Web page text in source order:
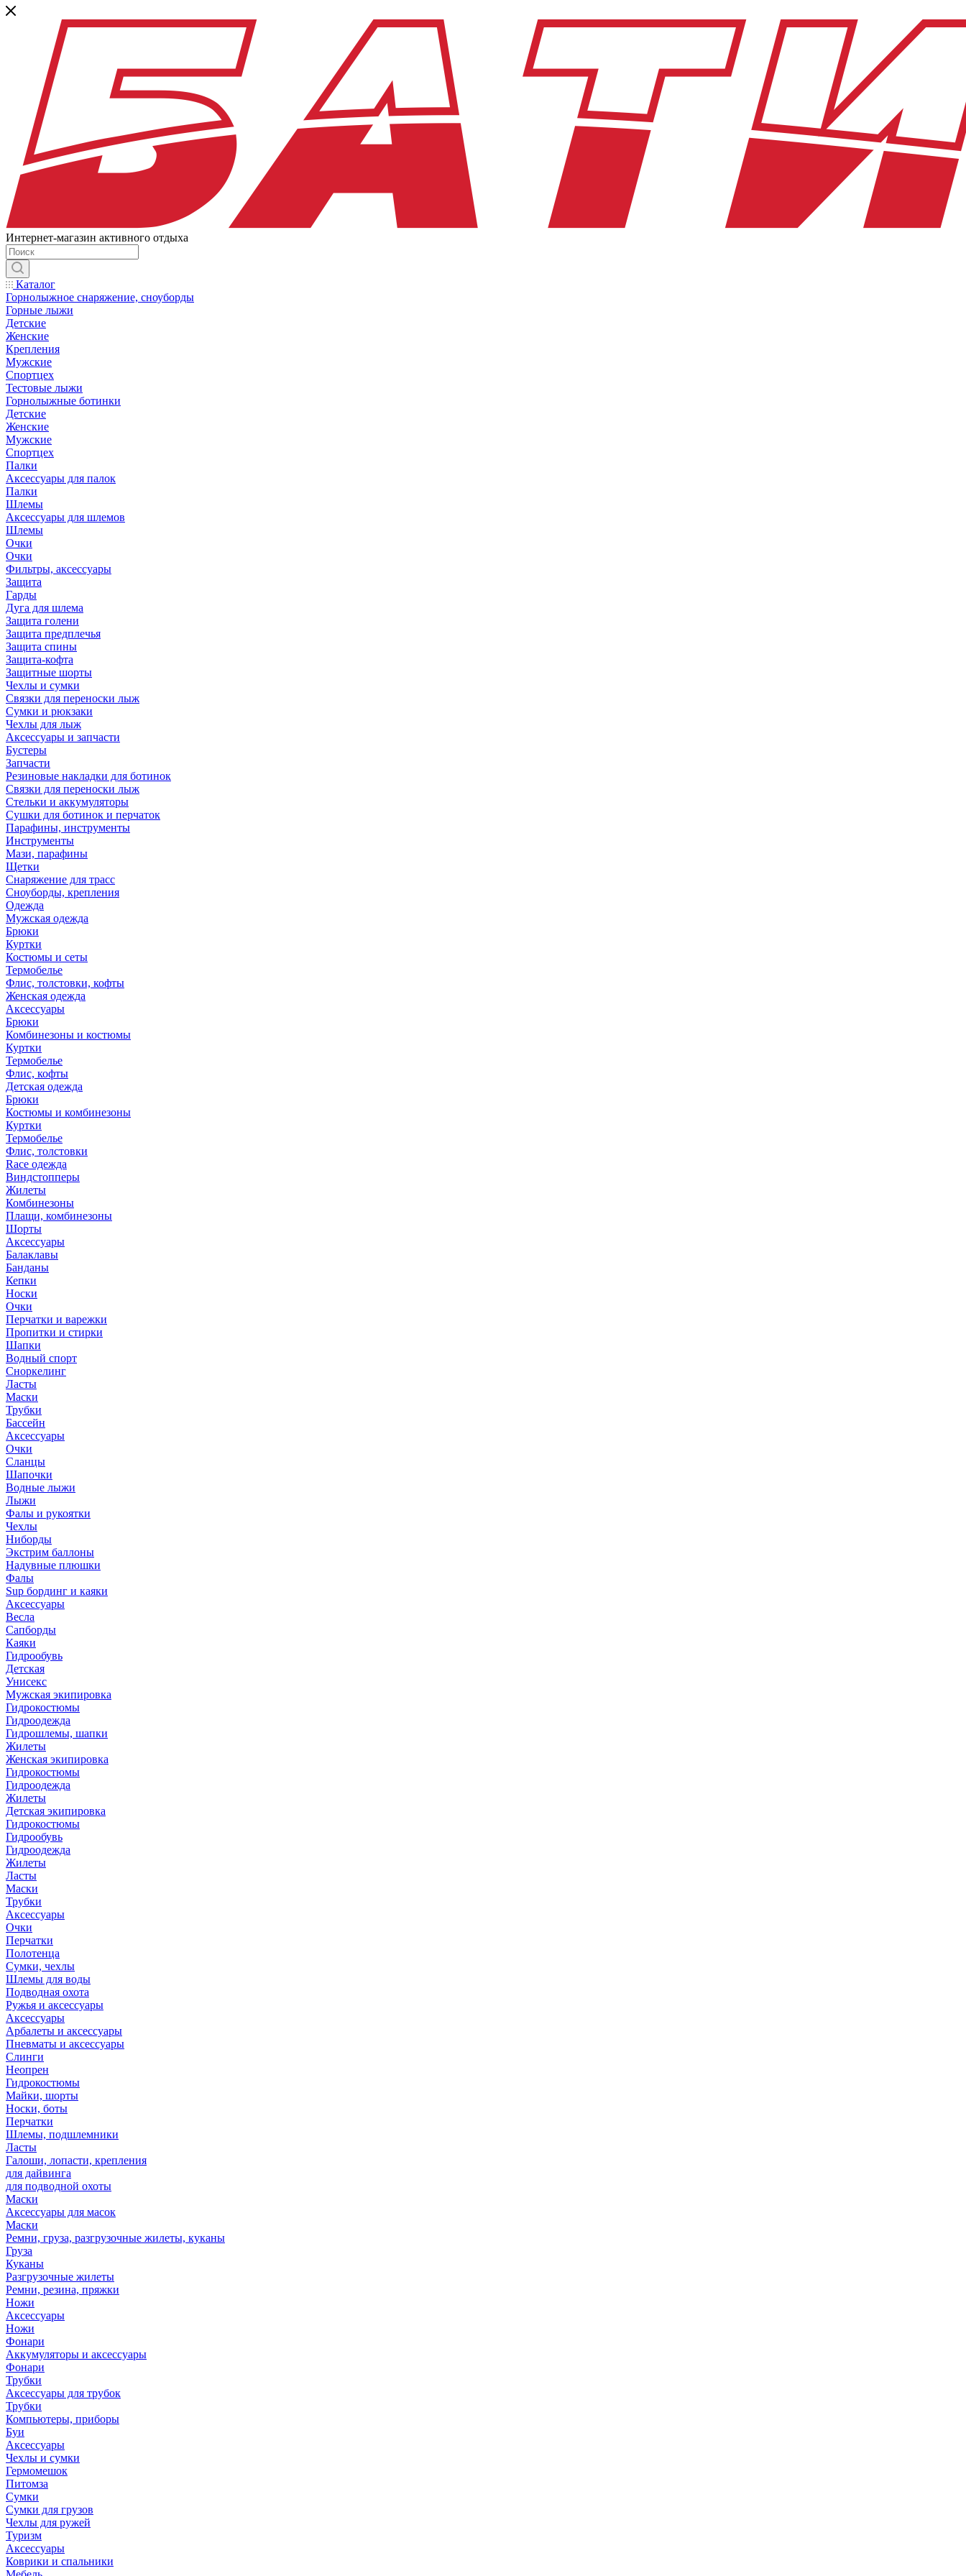
Интернет-магазин активного отдыха
Каталог
Горнолыжное снаряжение, сноуборды
Горные лыжи
Детские
Женские
Крепления
Мужские
Спортцех
Тестовые лыжи
Горнолыжные ботинки
Детские
Женские
Мужские
Спортцех
Палки
Аксессуары для палок
Палки
Шлемы
Аксессуары для шлемов
Шлемы
Очки
Очки
Фильтры, аксессуары
Защита
Гарды
Дуга для шлема
Защита голени
Защита предплечья
Защита спины
Защита-кофта
Защитные шорты
Чехлы и сумки
Связки для переноски лыж
Сумки и рюкзаки
Чехлы для лыж
Аксессуары и запчасти
Бустеры
Запчасти
Резиновые накладки для ботинок
Связки для переноски лыж
Стельки и аккумуляторы
Сушки для ботинок и перчаток
Парафины, инструменты
Инструменты
Мази, парафины
Щетки
Снаряжение для трасс
Сноуборды, крепления
Одежда
Мужская одежда
Брюки
Куртки
Костюмы и сеты
Термобелье
Флис, толстовки, кофты
Женская одежда
Аксессуары
Брюки
Комбинезоны и костюмы
Куртки
Термобелье
Флис, кофты
Детская одежда
Брюки
Костюмы и комбинезоны
Куртки
Термобелье
Флис, толстовки
Race одежда
Виндстопперы
Жилеты
Комбинезоны
Плащи, комбинезоны
Шорты
Аксессуары
Балаклавы
Банданы
Кепки
Носки
Очки
Перчатки и варежки
Пропитки и стирки
Шапки
Водный спорт
Сноркелинг
Ласты
Маски
Трубки
Бассейн
Аксессуары
Очки
Сланцы
Шапочки
Водные лыжи
Лыжи
Фалы и рукоятки
Чехлы
Ниборды
Экстрим баллоны
Надувные плюшки
Фалы
Sup бординг и каяки
Аксессуары
Весла
Сапборды
Каяки
Гидрообувь
Детская
Унисекс
Мужская экипировка
Гидрокостюмы
Гидроодежда
Гидрошлемы, шапки
Жилеты
Женская экипировка
Гидрокостюмы
Гидроодежда
Жилеты
Детская экипировка
Гидрокостюмы
Гидрообувь
Гидроодежда
Жилеты
Ласты
Маски
Трубки
Аксессуары
Очки
Перчатки
Полотенца
Сумки, чехлы
Шлемы для воды
Подводная охота
Ружья и аксессуары
Аксессуары
Арбалеты и аксессуары
Пневматы и аксессуары
Слинги
Неопрен
Гидрокостюмы
Майки, шорты
Носки, боты
Перчатки
Шлемы, подшлемники
Ласты
Галоши, лопасти, крепления
для дайвинга
для подводной охоты
Маски
Аксессуары для масок
Маски
Ремни, груза, разгрузочные жилеты, куканы
Груза
Куканы
Разгрузочные жилеты
Ремни, резина, пряжки
Ножи
Аксессуары
Ножи
Фонари
Аккумуляторы и аксессуары
Фонари
Трубки
Аксессуары для трубок
Трубки
Компьютеры, приборы
Буи
Аксессуары
Чехлы и сумки
Гермомешок
Питомза
Сумки
Сумки для грузов
Чехлы для ружей
Туризм
Аксессуары
Коврики и спальники